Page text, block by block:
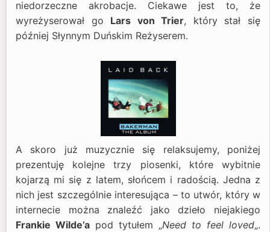
niedorzeczne akrobacje. Ciekawe jest to, że
wyreżyserował go Lars von Trier, który stał się
później Słynnym Duńskim Reżyserem.
A skoro już muzycznie się relaksujemy, poniżej
prezentuję kolejne trzy piosenki, które wybitnie
kojarzą mi się z latem, słońcem i radością. Jedna z
nich jest szczególnie interesująca – to utwór, który w
internecie można znaleźć jako dzieło niejakiego
Frankie Wilde’a pod tytułem „Need to feel loved„.